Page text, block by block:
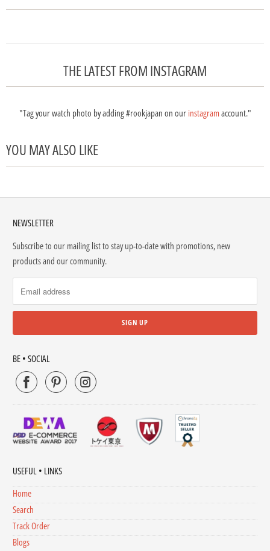
THE LATEST FROM INSTAGRAM
"Tag your watch photo by adding #rookjapan on our instagramaccount."
YOU MAY ALSO LIKE
NEWSLETTER
Subscribe to our mailing list to stay up-to-date with promotions, new
products and our community.
BE • SOCIAL
USEFUL • LINKS
Home
Search
Track Order
Blogs